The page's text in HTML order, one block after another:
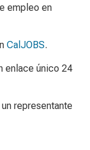
empleo en
CalJOBS.
enlace único 24
representante